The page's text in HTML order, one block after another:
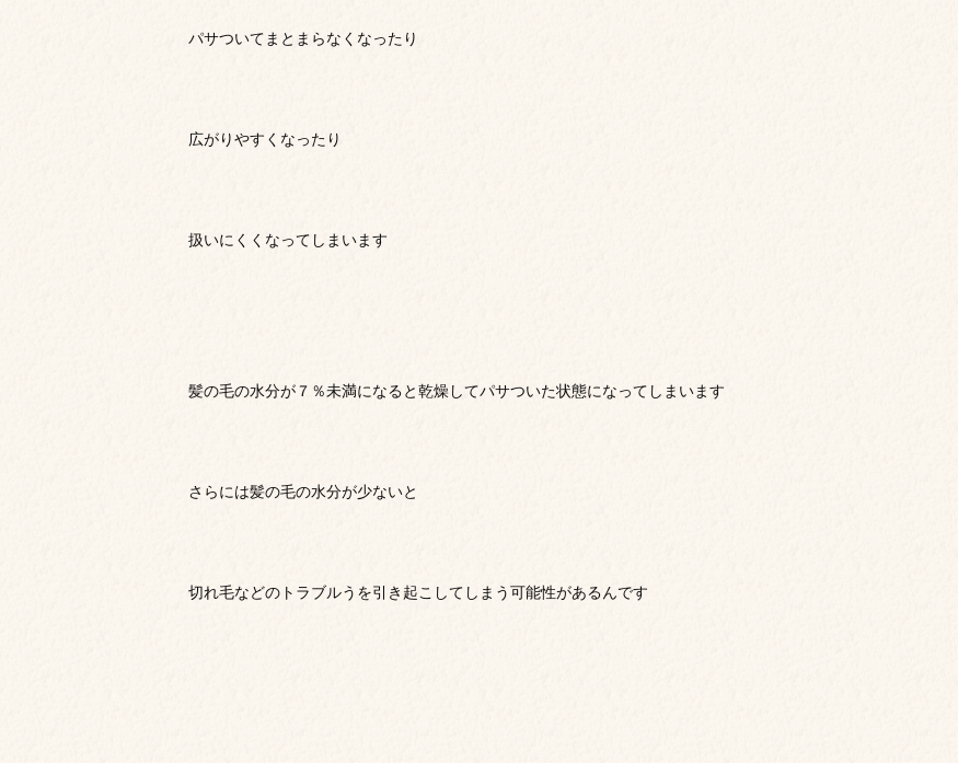
パサついてまとまらなくなったり
広がりやすくなったり
扱いにくくなってしまいます
髪の毛の水分が７％未満になると乾燥してパサついた状態になってしまいます
さらには髪の毛の水分が少ないと
切れ毛などのトラブルうを引き起こしてしまう可能性があるんです